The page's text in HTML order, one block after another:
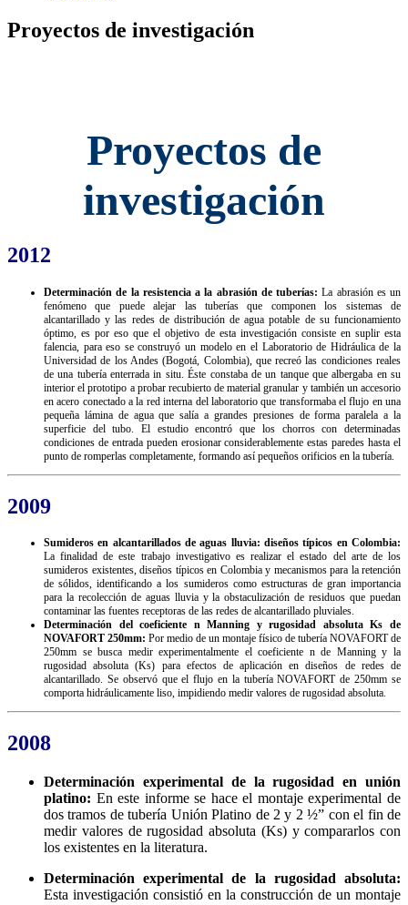
Proyectos de investigación
Proyectos de
investigación
2012
Determinación de la resistencia a la abrasión de tuberías:La abrasión es un
fenómeno que puede alejar las tuberías que componen los sistemas de
alcantarillado y las redes de distribución de agua potable de su funcionamiento
óptimo, es por eso que el objetivo de esta investigación consiste en suplir esta
falencia, para eso se construyó un modelo en el Laboratorio de Hidráulica de la
Universidad de los Andes (Bogotá, Colombia), que recreó las condiciones reales
de una tubería enterrada in situ. Éste constaba de un tanque que albergaba en su
interior el prototipo a probar recubierto de material granular y también un accesorio
en acero conectado a la red interna del laboratorio que transformaba el flujo en una
pequeña lámina de agua que salía a grandes presiones de forma paralela a la
superficie del tubo. El estudio encontró que los chorros con determinadas
condiciones de entrada pueden erosionar considerablemente estas paredes hasta el
punto de romperlas completamente, formando así pequeños orificios en la tubería.
2009
Sumideros en alcantarillados de aguas lluvia: diseños típicos en Colombia:
La finalidad de este trabajo investigativo es realizar el estado del arte de los
sumideros existentes, diseños típicos en Colombia y mecanismos para la retención
de sólidos, identificando a los sumideros como estructuras de gran importancia
para la recolección de aguas lluvia y la obstaculización de residuos que puedan
contaminar las fuentes receptoras de las redes de alcantarillado pluviales.
Determinación del coeficiente n Manning y rugosidad absoluta Ks de
NOVAFORT 250mm: Por medio de un montaje físico de tubería NOVAFORT de
250mm se busca medir experimentalmente el coeficiente n de Manning y la
rugosidad absoluta (Ks) para efectos de aplicación en diseños de redes de
alcantarillado. Se observó que el flujo en la tubería NOVAFORT de 250mm se
comporta hidráulicamente liso, impidiendo medir valores de rugosidad absoluta.
2008
Determinación experimental de la rugosidad en unión
platino: En este informe se hace el montaje experimental de
dos tramos de tubería Unión Platino de 2 y 2 ½” con el fin de
medir valores de rugosidad absoluta (Ks) y compararlos con
los existentes en la literatura.
Determinación experimental de la rugosidad absoluta:
Esta investigación consistió en la construcción de un montaje